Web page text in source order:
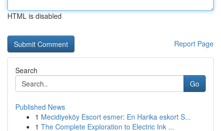
HTML is disabled
Report Page
Search
Go
Published News
1 Mecidiyeköy Escort esmer: En Harika eskort S...
1 The Complete Exploration to Electric Ink ...